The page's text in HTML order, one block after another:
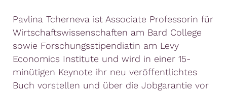
Pavlina Tcherneva ist Associate Professorin für
Wirtschaftswissenschaften am Bard College
sowie Forschungsstipendiatin am Levy
Economics Institute und wird in einer 15-
minütigen Keynote ihr neu veröffentlichtes
Buch vorstellen und über die Jobgarantie vor